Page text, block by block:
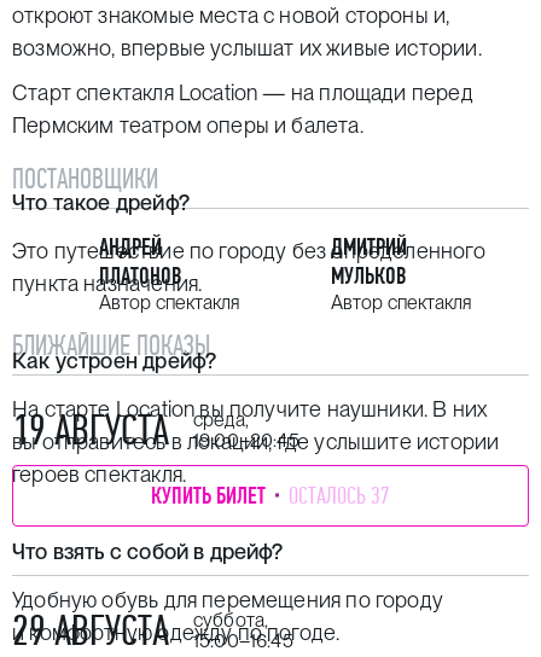
откроют знакомые места с новой стороны и,
возможно, впервые услышат их живые истории.
Старт спектакля Location — на площади перед
Пермским театром оперы и балета.
Что такое дрейф?
Это путешествие по городу без определенного
пункта назначения.
Как устроен дрейф?
На старте Location вы получите наушники. В них
вы отправитесь в локации, где услышите истории
героев спектакля.
Что взять с собой в дрейф?
Удобную обувь для перемещения по городу
и комфортную одежду по погоде.
ПОСТАНОВЩИКИ
АНДРЕЙ
ПЛАТОНОВ
Автор спектакля
ДМИТРИЙ
МУЛЬКОВ
Автор спектакля
БЛИЖАЙШИЕ ПОКАЗЫ
19 АВГУСТА
среда,
19:00–20:45
КУПИТЬ БИЛЕТ ОСТАЛОСЬ 37
29 АВГУСТА
суббота,
15:00–16:45